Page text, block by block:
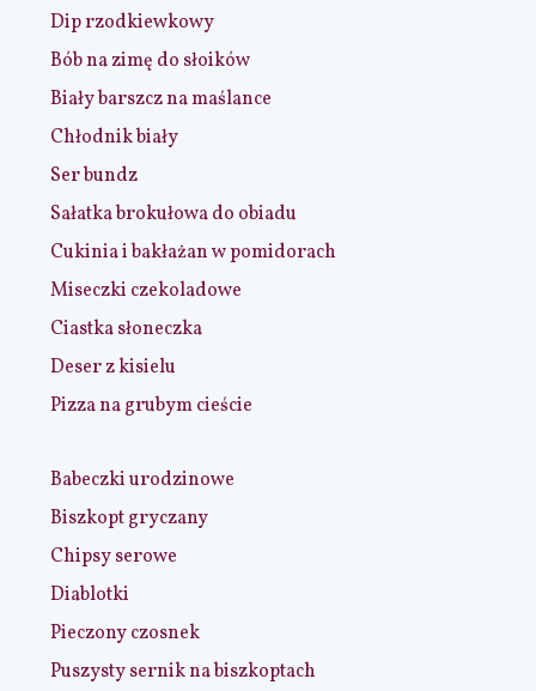
Dip rzodkiewkowy
Bób na zimę do słoików
Biały barszcz na maślance
Chłodnik biały
Ser bundz
Sałatka brokułowa do obiadu
Cukinia i bakłażan w pomidorach
Miseczki czekoladowe
Ciastka słoneczka
Deser z kisielu
Pizza na grubym cieście
Babeczki urodzinowe
Biszkopt gryczany
Chipsy serowe
Diablotki
Pieczony czosnek
Puszysty sernik na biszkoptach